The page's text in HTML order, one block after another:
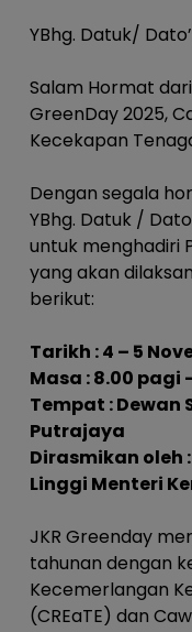
YBhg. Datuk/
Salam Hormat
GreenDay 2025,
Kecekapan
Dengan segala
YBhg. Datuk /
untuk menghadiri
yang akan
berikut:
Tarikh : 4 – 5
Masa : 8.00 pagi
Tempat : Dewan
Putrajaya
Dirasmikan oleh
Linggi Menteri
JKR Greenday
tahunan dengan
Kecemerlangan
(CREaTE) dan